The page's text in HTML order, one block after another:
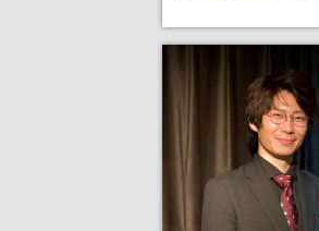
感で拍子抜けす